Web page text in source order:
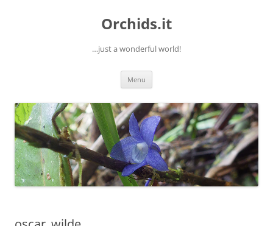
Orchids.it
…just a wonderful world!
Menu